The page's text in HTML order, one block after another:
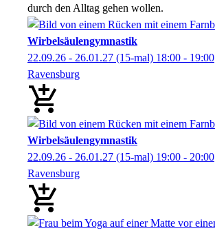
durch den Alltag gehen wollen.
Wirbelsäulengymnastik
22.09.26 - 26.01.27 (15-mal) 18:00 - 19:00
Ravensburg
Wirbelsäulengymnastik
22.09.26 - 26.01.27 (15-mal) 19:00 - 20:00
Ravensburg